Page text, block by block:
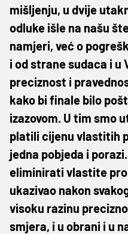
mišljenju, u dvije
odluke išle na našu
namjeri, već o
i od strane sudaca i u
preciznost i
kako bi finale bilo
izazovom. U tim smo
platili cijenu vlastitih
jedna pobjeda i
eliminirati vlastite
ukazivao nakon
visoku razinu
smjera, i u obrani i u